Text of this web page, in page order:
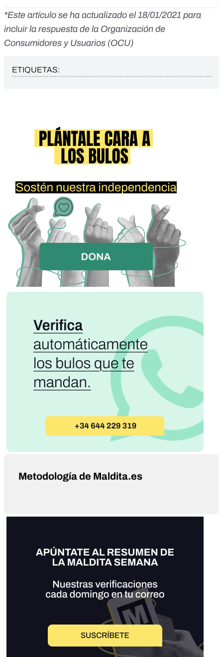
*Este artículo se ha actualizado el 18/01/2021 para
incluir la respuesta de la Organización de
Consumidores y Usuarios (OCU)
ETIQUETAS:
Metodología de Maldita.es